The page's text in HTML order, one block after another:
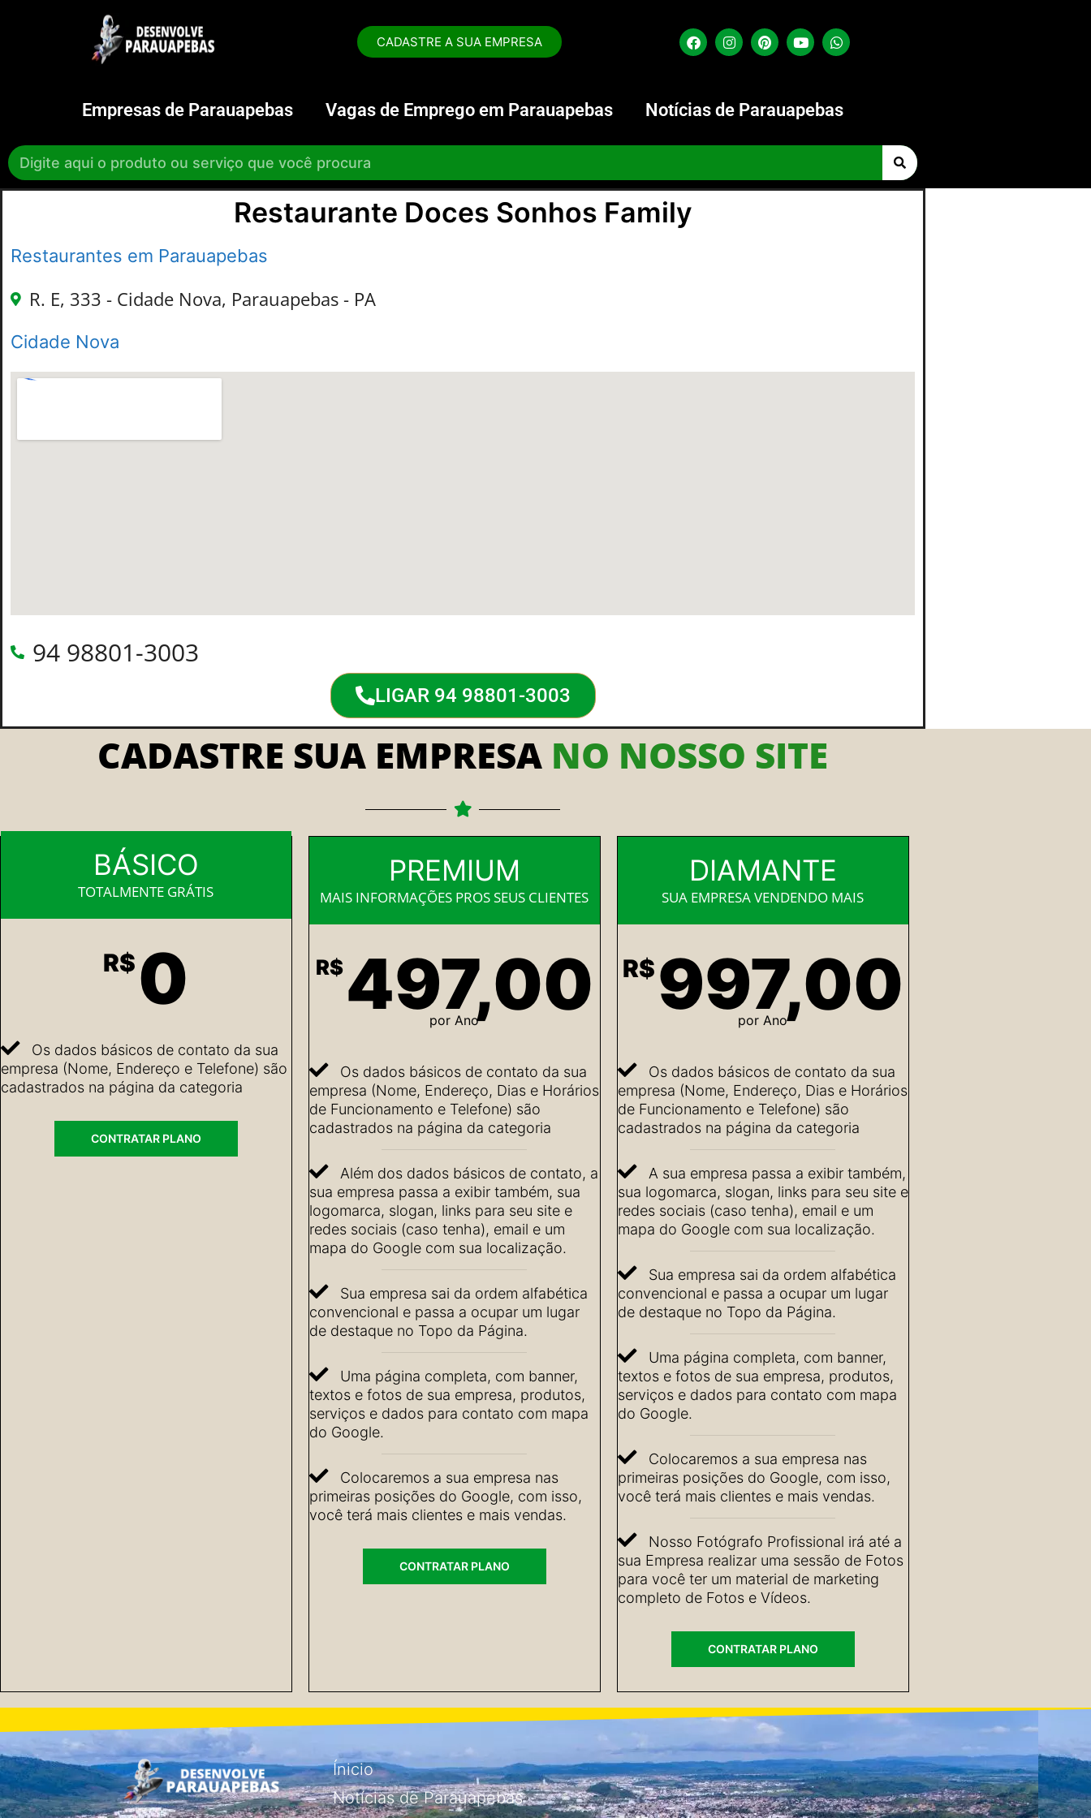
CADASTRE A SUA EMPRESA
Empresas de Parauapebas Vagas de Emprego em Parauapebas Notícias de Parauapebas
Restaurante Doces Sonhos Family
Restaurantes em Parauapebas
R. E, 333 - Cidade Nova, Parauapebas - PA
Cidade Nova
94 98801-3003
LIGAR 94 98801-3003
CADASTRE SUA EMPRESA NO NOSSO SITE
BÁSICO
TOTALMENTE GRÁTIS
R$0
Os dados básicos de contato da sua
empresa (Nome, Endereço e Telefone) são
cadastrados na página da categoria
CONTRATAR PLANO
PREMIUM
MAIS INFORMAÇÕES PROS SEUS CLIENTES
R$497,00
por Ano
Os dados básicos de contato da sua
empresa (Nome, Endereço, Dias e Horários
de Funcionamento e Telefone) são
cadastrados na página da categoria
Além dos dados básicos de contato, a
sua empresa passa a exibir também, sua
logomarca, slogan, links para seu site e
redes sociais (caso tenha), email e um
mapa do Google com sua localização.
Sua empresa sai da ordem alfabética
convencional e passa a ocupar um lugar
de destaque no Topo da Página.
Uma página completa, com banner,
textos e fotos de sua empresa, produtos,
serviços e dados para contato com mapa
do Google.
Colocaremos a sua empresa nas
primeiras posições do Google, com isso,
você terá mais clientes e mais vendas.
CONTRATAR PLANO
DIAMANTE
SUA EMPRESA VENDENDO MAIS
R$997,00
por Ano
Os dados básicos de contato da sua
empresa (Nome, Endereço, Dias e Horários
de Funcionamento e Telefone) são
cadastrados na página da categoria
A sua empresa passa a exibir também,
sua logomarca, slogan, links para seu site e
redes sociais (caso tenha), email e um
mapa do Google com sua localização.
Sua empresa sai da ordem alfabética
convencional e passa a ocupar um lugar
de destaque no Topo da Página.
Uma página completa, com banner,
textos e fotos de sua empresa, produtos,
serviços e dados para contato com mapa
do Google.
Colocaremos a sua empresa nas
primeiras posições do Google, com isso,
você terá mais clientes e mais vendas.
Nosso Fotógrafo Profissional irá até a
sua Empresa realizar uma sessão de Fotos
para você ter um material de marketing
completo de Fotos e Vídeos.
CONTRATAR PLANO
Ínicio
Notícias de Parauapebas